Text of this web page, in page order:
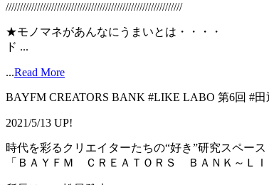
//////////////////////////////////////////////////////////////
★モノマネがあんなにうまいとは・・・・
ド ...
...Read More
BAYFM CREATORS BANK #LIKE LABO 第6回 #
2021/5/13 UP!
時代を彩るクリエイターたちの“好き”研究スペース
「ＢＡＹＦＭ ＣＲＥＡＴＯＲＳ ＢＡＮＫ～Ｌ